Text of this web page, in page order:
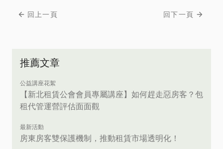
回上一頁 回下一頁
推薦文章
公益講座花絮
【新北租賃公會會員專屬講座】如何趕走惡房客？包
租代管運營評估面面觀
最新活動
房東房客雙保護機制，推動租賃市場透明化！